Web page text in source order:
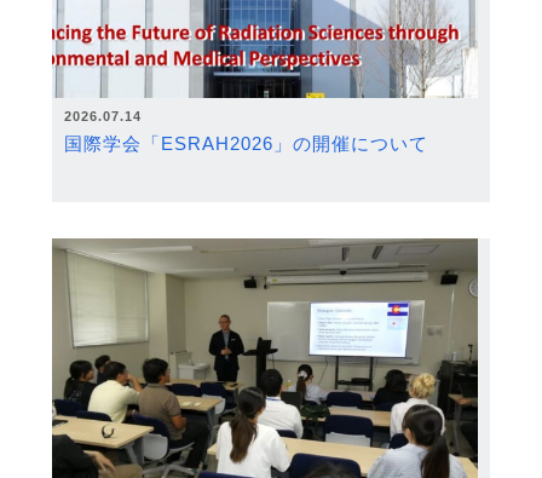
2026.07.14
国際学会「ESRAH2026」の開催について